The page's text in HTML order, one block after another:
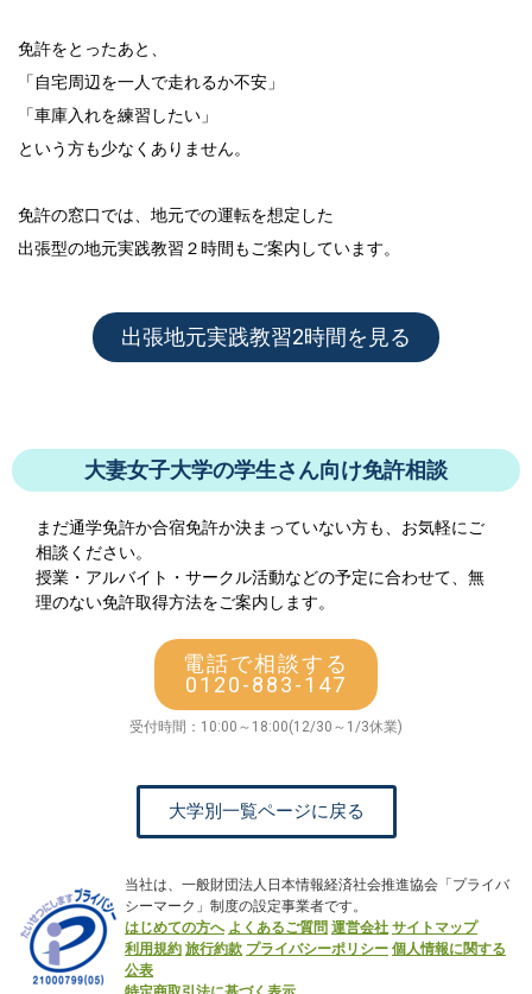
免許をとったあと、
「自宅周辺を一人で走れるか不安」
「車庫入れを練習したい」
という方も少なくありません。
免許の窓口では、地元での運転を想定した
出張型の地元実践教習２時間 もご案内しています。
出張地元実践教習2時間を見る
大妻女子大学の学生さん向け免許相談
まだ通学免許か合宿免許か決まっていない方も、お気軽にご
相談ください。
授業・アルバイト・サークル活動などの予定に合わせて、無
理のない免許取得方法をご案内します。
電話で相談する
0120-883-147
受付時間：10:00～18:00(12/30～1/3休業)
大学別一覧ページに戻る
当社は、一般財団法人日本情報経済社会推進協会「プライバ
シーマーク」制度の設定事業者です。
はじめての方へ よくあるご質問 運営会社サイトマップ
利用規約旅行約款 プライバシーポリシー個人情報に関する
公表